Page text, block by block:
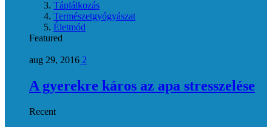
Táplálkozás
Természetgyógyászat
Életmód
Featured
aug 29, 2016 2
A gyerekre káros az apa stresszelése
Recent